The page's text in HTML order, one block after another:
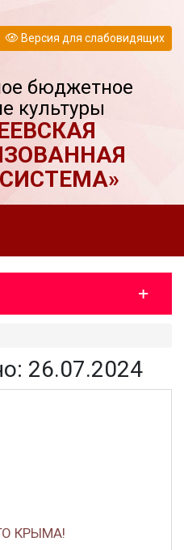
Версия для слабовидящих
бюджетное
культуры
26.07.2024
КРЫМА!